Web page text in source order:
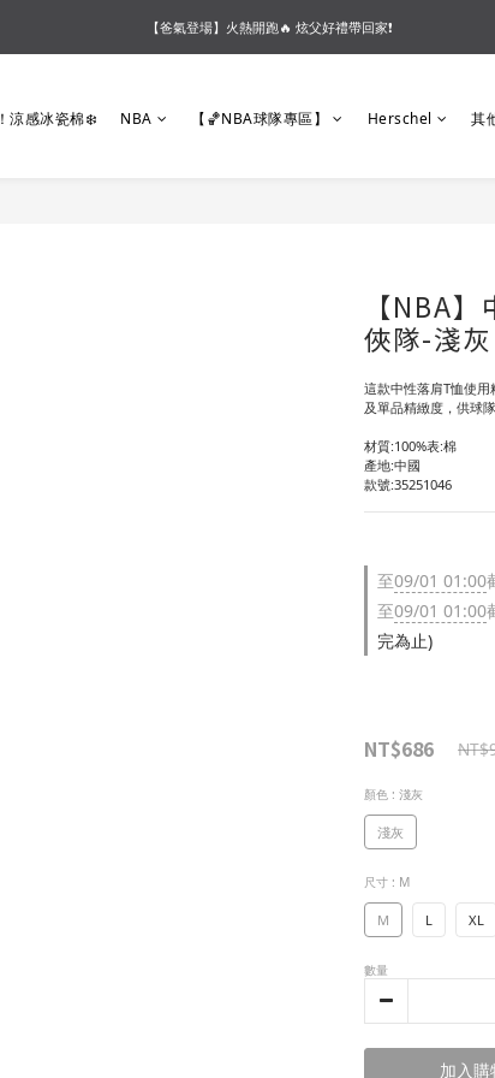
【夏末OUTLET】專區全面5折起❗超值入手就趁現在🔥
涼感冰瓷棉❄️ NBA 【🏀NBA球隊專區】 Herschel 其
【NBA
俠隊-淺灰
這款中性落肩T恤使
及單品精緻度，供球
材質:100%表:棉
產地:中國
款號:35251046
至09/01 01:00
至09/01 01:00
完為止)
NT$686
顏色 : 淺灰
淺灰
尺寸 : M
M L XL
數量
加入購